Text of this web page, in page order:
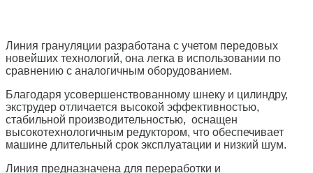
Линия грануляции разработана с учетом передовых
новейших технологий, она легка в использовании по
сравнению с аналогичным оборудованием.
Благодаря усовершенствованному шнеку и цилиндру,
экструдер отличается высокой эффективностью,
стабильной производительностью, оснащен
высокотехнологичным редуктором, что обеспечивает
машине длительный срок эксплуатации и низкий шум.
Линия предназначена для переработки и